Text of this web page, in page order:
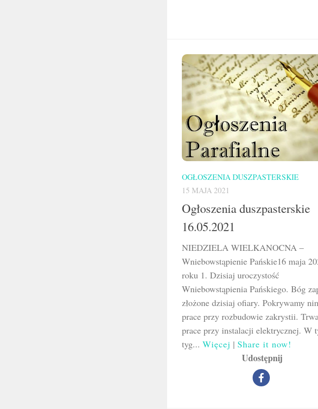
OGŁOSZENIA DUSZPASTERSKIE
15 MAJA 2021
Ogłoszenia duszpasterskie
16.05.2021
NIEDZIELA WIELKANOCNA –
Wniebowstąpienie Pańskie16 maja
roku 1. Dzisiaj uroczystość
Wniebowstąpienia Pańskiego. Bóg
złożone dzisiaj ofiary. Pokrywamy
prace przy rozbudowie zakrystii.
prace przy instalacji elektrycznej. W
tyg... Więcej | Share it now!
Udostępnij